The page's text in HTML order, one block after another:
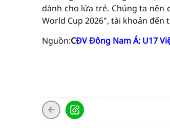
dành cho lứa trẻ. Chúng ta nên
World Cup 2026", tài khoản đến
Nguồn:CĐV Đông Nam Á: U17